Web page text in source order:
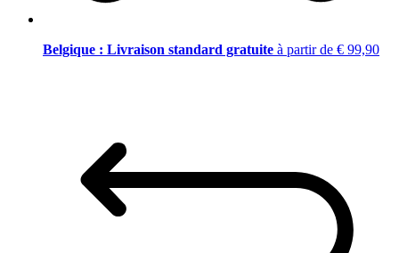
Belgique : Livraison standard gratuite à partir de € 99,90